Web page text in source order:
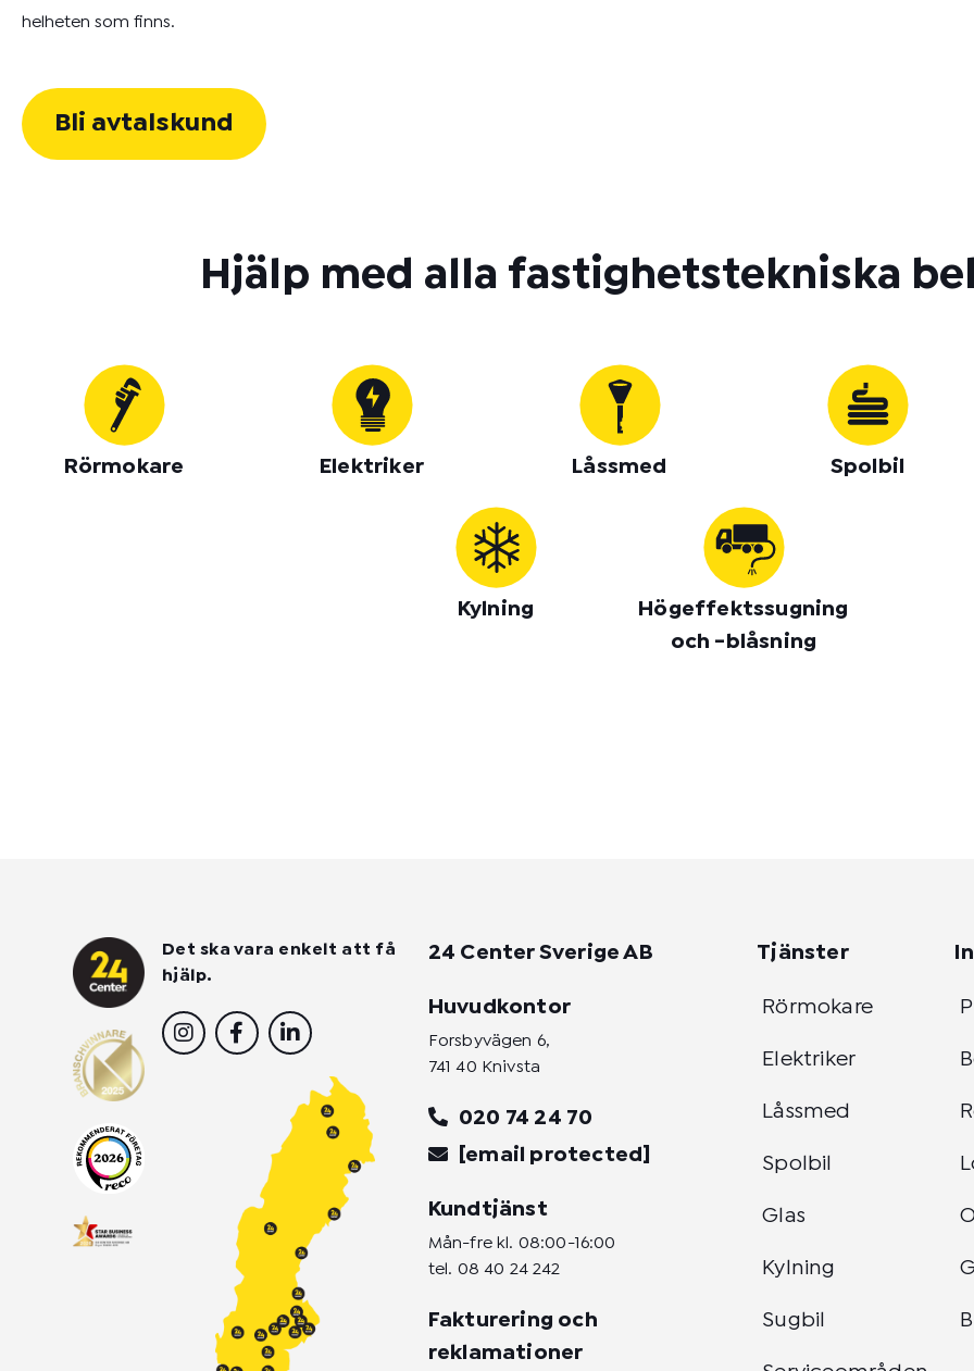
helheten som finns.
Bli avtalskund
Hjälp med alla fastighetstekniska
Rörmokare Elektriker Låssmed Spolbil
Kylning
Högeffektssugning
och -blåsning
Det ska vara enkelt att få
hjälp.
I
n
F
a
f
L
i
e
d
24 Center Sverige AB
Huvudkontor
Forsbyvägen 6,
741 40 Knivsta
020 74 24 70
[email protected]
Kundtjänst
Mån-fre kl. 08:00-16:00
tel. 08 40 24 242
Fakturering och
reklamationer
Tjänster
Rörmokare
Elektriker
Låssmed
Spolbil
Glas
Kylning
Sugbil